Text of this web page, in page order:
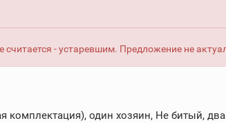
- устаревшим. Предложение не
комплектация), один хозяин, Не битый,